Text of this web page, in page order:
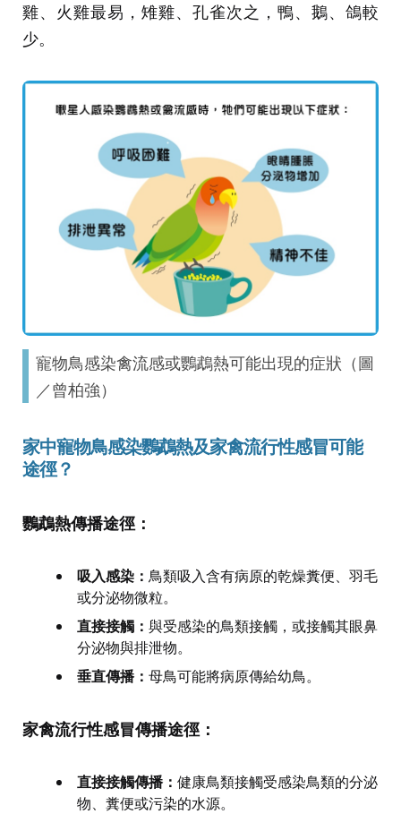
雞、火雞最易，雉雞、孔雀次之，鴨、鵝、鴿較
少。
寵物鳥感染禽流感或鸚鵡熱可能出現的症狀（圖
／曾柏強）
家中寵物鳥感染鸚鵡熱及家禽流行性感冒可能
途徑？
鸚鵡熱傳播途徑：
吸入感染： 鳥類吸入含有病原的乾燥糞便、羽毛
或分泌物微粒。
直接接觸： 與受感染的鳥類接觸，或接觸其眼鼻
分泌物與排泄物。
垂直傳播： 母鳥可能將病原傳給幼鳥。
家禽流行性感冒傳播途徑：
直接接觸傳播： 健康鳥類接觸受感染鳥類的分泌
物、糞便或污染的水源。